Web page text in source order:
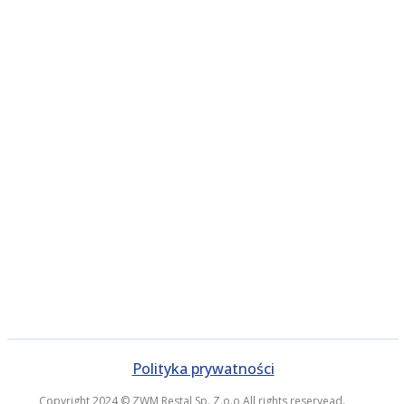
Polityka prywatności
Copyright 2024 © ZWM Restal Sp. Z.o.o All rights reservead.